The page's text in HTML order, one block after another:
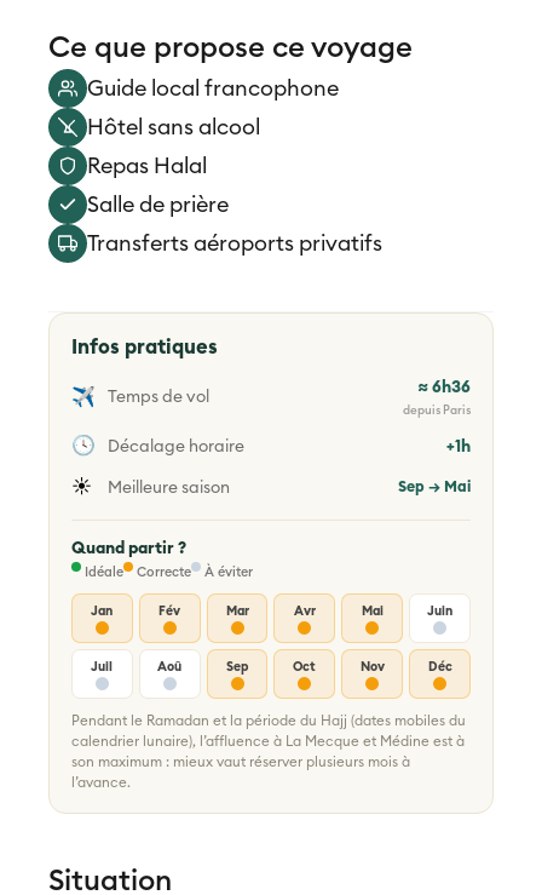
Ce que propose ce voyage
Guide local francophone
Hôtel sans alcool
Repas Halal
Salle de prière
Transferts aéroports privatifs
Infos pratiques
✈️ Temps de vol
≈ 6h36
depuis Paris
🕓 Décalage horaire +1h
☀️ Meilleure saison Sep → Mai
Quand partir ?
Idéale Correcte À éviter
Jan Fév Mar Avr Mai Juin
Juil Aoû Sep Oct Nov Déc
Pendant le Ramadan et la période du Hajj (dates mobiles du
calendrier lunaire), l’affluence à La Mecque et Médine est à
son maximum : mieux vaut réserver plusieurs mois à
l’avance.
Situation